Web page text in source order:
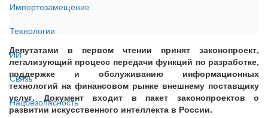
Импортозамещение
Технологии
ИИ
Связь
Нацбезопасность
Депутатами в первом чтении принят законопроект,
легализующий процесс передачи функций по разработке,
поддержке и обслуживанию информационных
технологий на финансовом рынке внешнему поставщику
услуг. Документ входит в пакет законопроектов о
развитии искусственного интеллекта в России.